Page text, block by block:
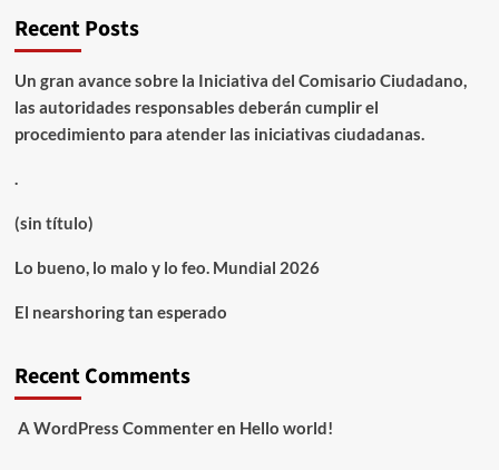
Recent Posts
Un gran avance sobre la Iniciativa del Comisario Ciudadano,
las autoridades responsables deberán cumplir el
procedimiento para atender las iniciativas ciudadanas.
(sin título)
Lo bueno, lo malo y lo feo. Mundial 2026
El nearshoring tan esperado
Recent Comments
A WordPress Commenteren Hello world!